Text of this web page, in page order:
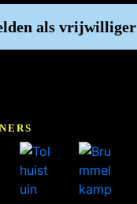
als vrijwilliger